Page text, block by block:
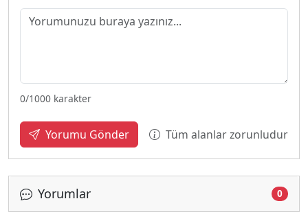
0/1000 karakter
Yorumu Gönder Tüm alanlar zorunludur
Yorumlar 0